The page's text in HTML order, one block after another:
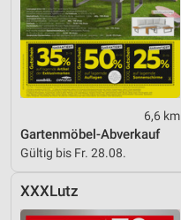
6,6 km
Gartenmöbel-Abverkauf
Gültig bis Fr. 28.08.
XXXLutz